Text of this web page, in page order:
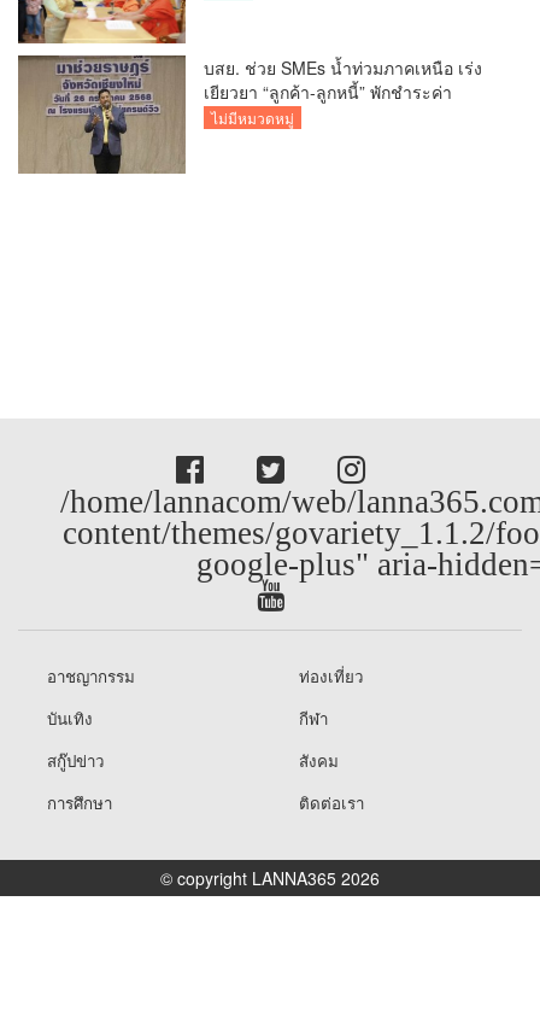
บสย. ช่วย SMEs น้ำท่วมภาคเหนือ เร่ง
เยียวยา “ลูกค้า-ลูกหนี้” พักชำระค่า
ธรรมเนียม-ค่างวด
ไม่มีหมวดหมู่
/home/lannacom/web/
content/themes/govariety_1.1.2/
google-plus" aria-
อาชญากรรม
ท่องเที่ยว
บันเทิง
กีฬา
สกู๊ปข่าว
สังคม
การศึกษา
ติดต่อเรา
© copyright LANNA365 2026